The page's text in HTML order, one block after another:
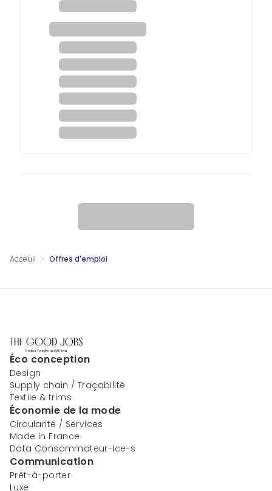
Acceuil Offres d'emploi
Éco conception
Design
Supply chain / Traçabilité
Textile & trims
Économie de la mode
Circularité / Services
Made in France
Data Consommateur-ice-s
Communication
Prêt-à-porter
Luxe